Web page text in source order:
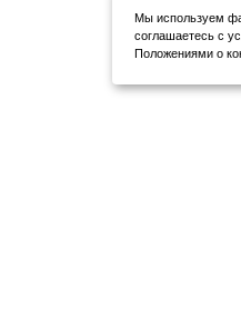
Мы используем
соглашаетесь с
Положениями о